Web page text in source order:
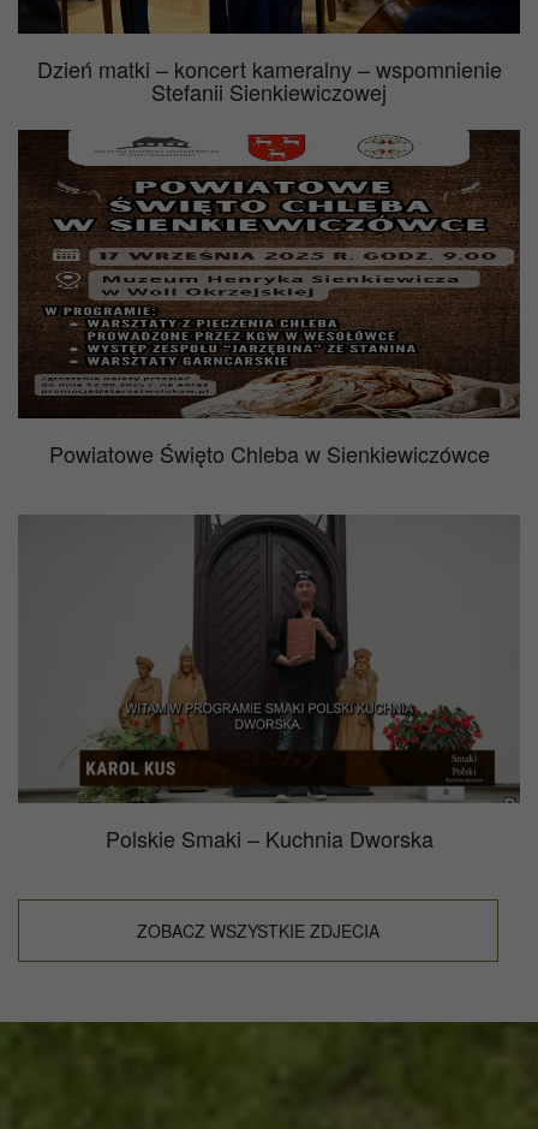
Dzień matki – koncert kameralny – wspomnienie
Stefanii Sienkiewiczowej
Powiatowe Święto Chleba w Sienkiewiczówce
Polskie Smaki – Kuchnia Dworska
ZOBACZ WSZYSTKIE ZDJECIA